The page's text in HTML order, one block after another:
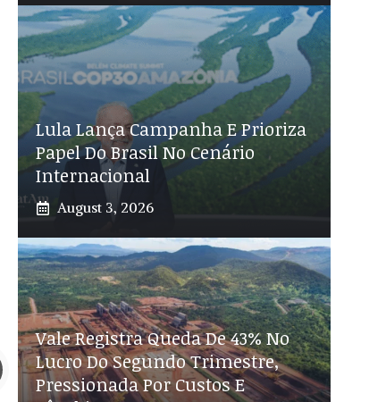
Lula Lança Campanha E Prioriza
Papel Do Brasil No Cenário
Internacional
August 3, 2026
Vale Registra Queda De 43% No
Lucro Do Segundo Trimestre,
Pressionada Por Custos E